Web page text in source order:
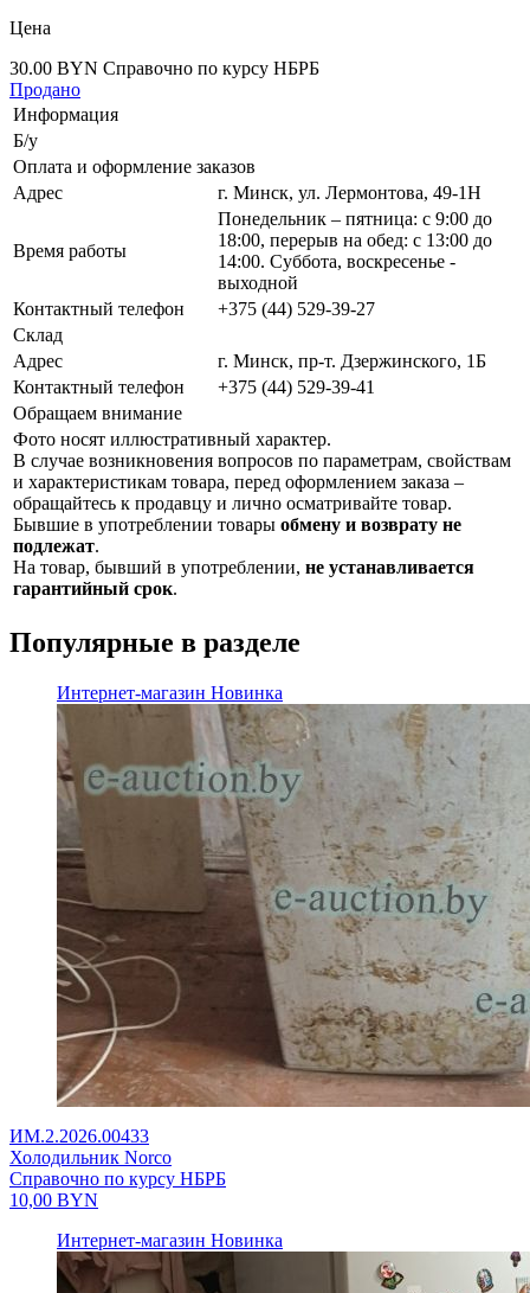
Цена
30.00 BYN Справочно по курсу НБРБ
Продано
Информация
Б/у
Оплата и оформление заказов
Адрес
г. Минск, ул. Лермонтова, 49-1Н
Время работы
Понедельник – пятница: с 9:00 до
18:00, перерыв на обед: с 13:00 до
14:00. Суббота, воскресенье -
выходной
Контактный телефон
+375 (44) 529-39-27
Склад
Адрес
г. Минск, пр-т. Дзержинского, 1Б
Контактный телефон
+375 (44) 529-39-41
Обращаем внимание
Фото носят иллюстративный характер.
В случае возникновения вопросов по параметрам, свойствам
и характеристикам товара, перед оформлением заказа –
обращайтесь к продавцу и лично осматривайте товар.
Бывшие в употреблении товары обмену и возврату не
подлежат.
На товар, бывший в употреблении, не устанавливается
гарантийный срок.
Популярные в разделе
Интернет-магазин Новинка
ИМ.2.2026.00433
Холодильник Norco
Справочно по курсу НБРБ
10,00 BYN
Интернет-магазин Новинка